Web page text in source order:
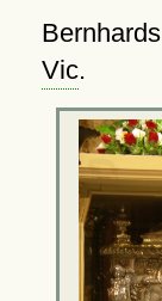
Vic.